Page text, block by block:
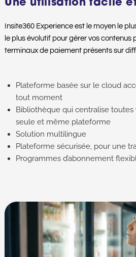
Une utilisation facile
Insite360 Experience est le moyen le
le plus évolutif pour gérer vos contenus
terminaux de paiement présents sur
Plateforme basée sur le cloud
tout moment
Bibliothèque qui centralise toutes
seule et même plateforme
Solution multilingue
Plateforme sécurisée, pour une
Programmes d’abonnement